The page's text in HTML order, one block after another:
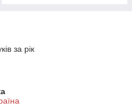
за рік